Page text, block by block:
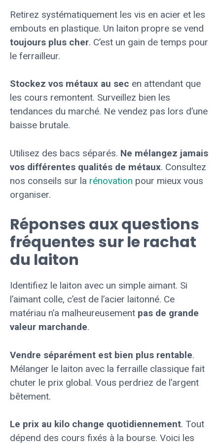
Retirez systématiquement les vis en acier et les
embouts en plastique. Un laiton propre se vend
toujours plus cher. C’est un gain de temps pour
le ferrailleur.
Stockez vos métaux au sec en attendant que
les cours remontent. Surveillez bien les
tendances du marché. Ne vendez pas lors d’une
baisse brutale.
Utilisez des bacs séparés. Ne mélangez jamais
vos différentes qualités de métaux. Consultez
nos conseils sur la rénovation pour mieux vous
organiser.
Réponses aux questions
fréquentes sur le rachat
du laiton
Identifiez le laiton avec un simple aimant. Si
l’aimant colle, c’est de l’acier laitonné. Ce
matériau n’a malheureusement pas de grande
valeur marchande.
Vendre séparément est bien plus rentable.
Mélanger le laiton avec la ferraille classique fait
chuter le prix global. Vous perdriez de l’argent
bêtement.
Le prix au kilo change quotidiennement. Tout
dépend des cours fixés à la bourse. Voici les